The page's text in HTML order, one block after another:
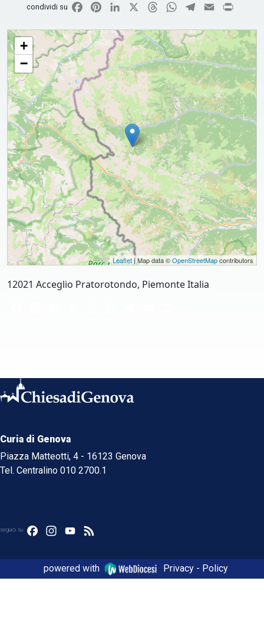
condividi su FacebookPinterestLinkedIn ThreadsWhatsApp
Telegram
Email
Prato S. Giorgio in Pian Cassin
+
−
Leaflet | Map data ©OpenStreetMapcontributors
12021 Acceglio Pratorotondo, Piemonte Italia
Curia di Genova
Piazza Matteotti, 4 - 16123 Genova
Tel. Centralino 010 2700.1
seguici su FacebookInstagram
YouTube
powered with Privacy - Policy